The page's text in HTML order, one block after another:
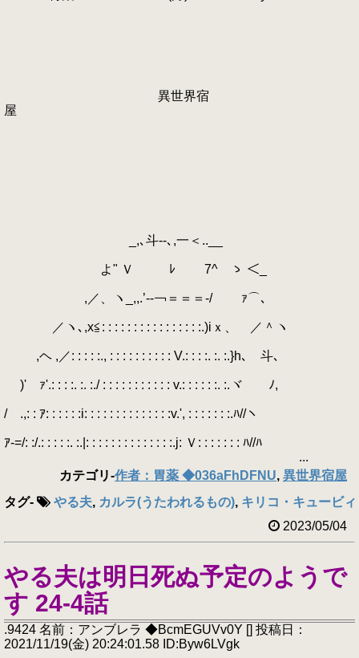
異世界宿
屋
_,､斗--､,一＜..__
よ" Ｖ ﾚ 7^ ゝ ＜_
,／、ヽ_,,.’-‐￢＝＝＝-/ ｧ⌒､
／ヽ､,x≦: : : : : : : : : : : : : : : :.)iｘ、 ／＾ヽ
,ヘ ,／: : : : :., : : : : : : : : : : V.: : : :. :. :.}h､ 斗､
)' ｧ'.: : : :. :. :./ : : : : : : : : : : : v.: : : : : :. :.ヾ ﾉ,
/ゝ.,: : ｱ: : : : : :i: : : : : : : : : : : : : :v.', : : : : : : :.ﾊ//ヽ
ｱ-=/: :/.: : : : :. :.|: : : : : : : : : : : : : :.j: Ｖ: : : : : : : ﾊ//ﾊ
...
カテゴリ-作者：胃薬 ◆036aFhDFNU, 異世界宿屋
タグ- やる夫, カルラ(うたわれるもの), キリコ・キュービィ
2023/05/04
やる夫は明日死ぬ予定のようで
す 24-4話
.9424 名前：アンブレラ ◆BcmEGUVv0Y [] 投稿日：
2021/11/19(金) 20:24:01.58 ID:Byw6LVgk